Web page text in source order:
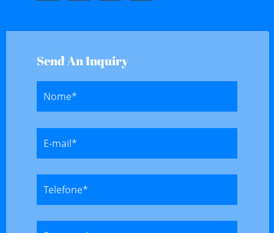
Send An Inquiry